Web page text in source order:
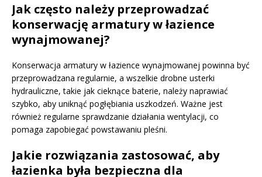
Jak często należy przeprowadzać
konserwację armatury w łazience
wynajmowanej?
Konserwacja armatury w łazience wynajmowanej powinna być
przeprowadzana regularnie, a wszelkie drobne usterki
hydrauliczne, takie jak cieknące baterie, należy naprawiać
szybko, aby uniknąć pogłębiania uszkodzeń. Ważne jest
również regularne sprawdzanie działania wentylacji, co
pomaga zapobiegać powstawaniu pleśni.
Jakie rozwiązania zastosować, aby
łazienka była bezpieczna dla